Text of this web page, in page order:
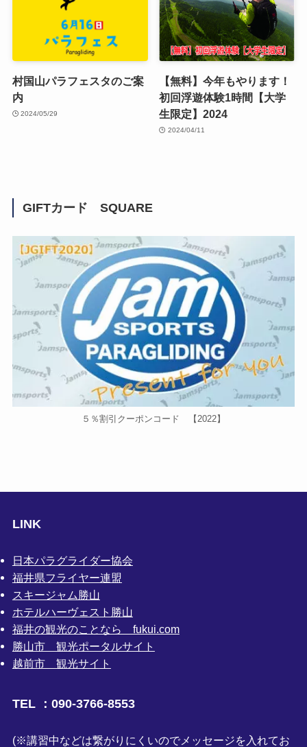
村国山パラフェスタのご案
内
2024/05/29
【無料】今年もやります！
初回浮遊体験1時間【大学
生限定】2024
2024/04/11
GIFTカード SQUARE
５％割引クーポンコード 【2022】
LINK
日本パラグライダー協会
福井県フライヤー連盟
スキージャム勝山
ホテルハーヴェスト勝山
福井の観光のことなら fukui.com
勝山市 観光ポータルサイト
越前市 観光サイト
TEL ：090-3766-8553
(※講習中などは繋がりにくいのでメッセージを入れてお